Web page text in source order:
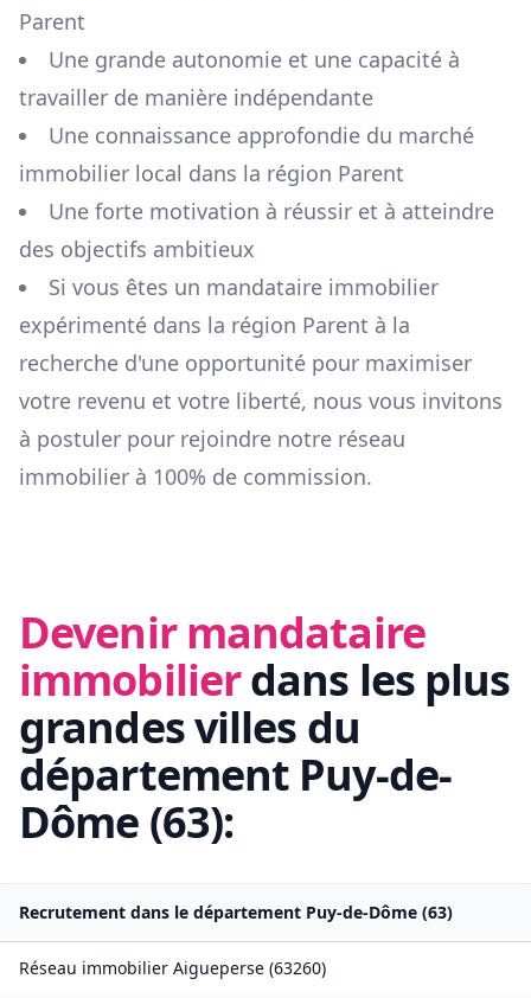
Parent
Une grande autonomie et une capacité à
travailler de manière indépendante
Une connaissance approfondie du marché
immobilier local dans la région Parent
Une forte motivation à réussir et à atteindre
des objectifs ambitieux
Si vous êtes un mandataire immobilier
expérimenté dans la région Parent à la
recherche d'une opportunité pour maximiser
votre revenu et votre liberté, nous vous invitons
à postuler pour rejoindre notre réseau
immobilier à 100% de commission.
Devenir mandataire
immobilierdans les plus
grandes villes du
département Puy-de-
Dôme (63):
Recrutement dans le département Puy-de-Dôme (63)
Réseau immobilier Aigueperse (63260)